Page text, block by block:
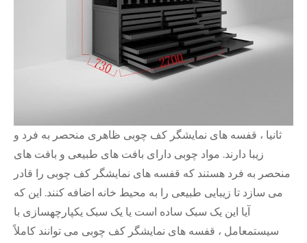
ثانیا ، قفسه های نمایشگر کف چوبی ظاهری منحصر به فرد و
زیبا دارند. مواد چوبی دارای بافت های طبیعی و بافت های
منحصر به فرد هستند که قفسه های نمایشگر کف چوبی را قادر
می سازد تا زیبایی طبیعی را به محیط خانه اضافه کنند. این که
آیا این یک سبک ساده است یا یک سبک یکپارچهسازی با
سیستمعامل ، قفسه های نمایشگر کف چوبی می توانند کاملاً